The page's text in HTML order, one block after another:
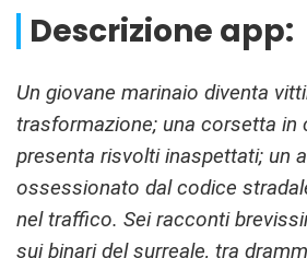
Descrizione app:
Un giovane marinaio diventa
trasformazione; una corsetta in
presenta risvolti inaspettati; un
ossessionato dal codice
nel traffico. Sei racconti
sui binari del surreale, tra